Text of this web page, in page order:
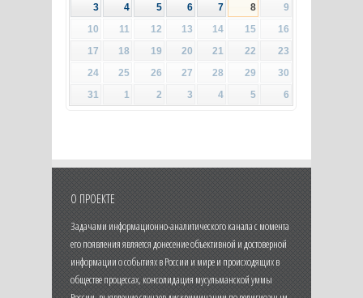
3
4 5 6 7 8
9
10
11 12 13 14 15
16
17
18 19 20 21 22
23
24
25 26 27 28 29
30
31
1 2 3 4 5 6
О ПРОЕКТЕ
Задачами информационно-аналитического канала с момента
его появления является донесение объективной и достоверной
информации о событиях в России и мире и происходящих в
обществе процессах, консолидация мусульманской уммы